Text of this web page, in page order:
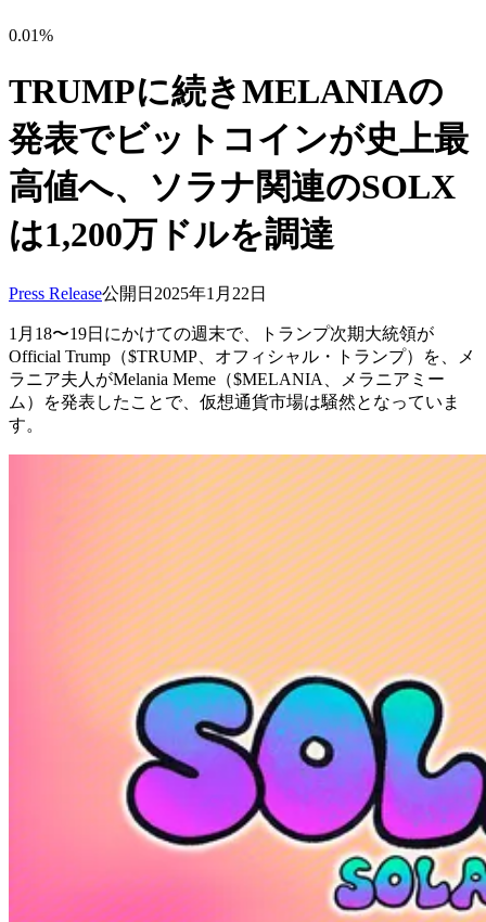
0.01%
TRUMPに続きMELANIAの
発表でビットコインが史上最
高値へ、ソラナ関連のSOLX
は1,200万ドルを調達
Press Release公開日 2025年1月22日
1月18〜19日にかけての週末で、トランプ次期大統領が
Official Trump（$TRUMP、オフィシャル・トランプ）を、メ
ラニア夫人がMelania Meme（$MELANIA、メラニアミー
ム）を発表したことで、仮想通貨市場は騒然となっていま
す。